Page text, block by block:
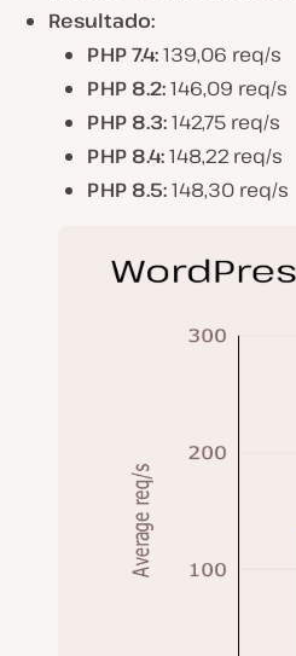
Resultado:
PHP 7.4:139,06 req/s
PHP 8.2:146,09 req/s
PHP 8.3:142,75 req/s
PHP 8.4:148,22 req/s
PHP 8.5:148,30 req/s